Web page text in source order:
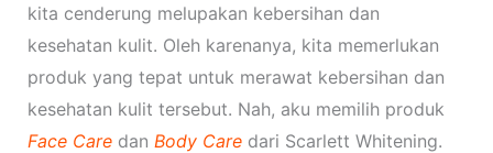
kita cenderung melupakan kebersihan dan
kesehatan kulit. Oleh karenanya, kita memerlukan
produk yang tepat untuk merawat kebersihan dan
kesehatan kulit tersebut. Nah, aku memilih produk
Face Caredan Body Caredari Scarlett Whitening.